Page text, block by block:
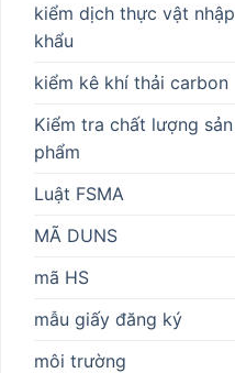
kiểm dịch thực vật nhập
khẩu
kiểm kê khí thải carbon
Kiểm tra chất lượng sản
phẩm
Luật FSMA
MÃ DUNS
mã HS
mẫu giấy đăng ký
môi trường